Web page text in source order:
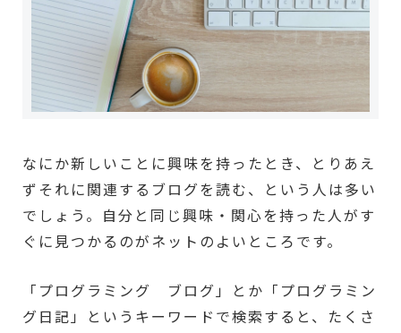
なにか新しいことに興味を持ったとき、とりあえ
ずそれに関連するブログを読む、という人は多い
でしょう。自分と同じ興味・関心を持った人がす
ぐに見つかるのがネットのよいところです。
「プログラミング ブログ」とか「プログラミン
グ日記」というキーワードで検索すると、たくさ